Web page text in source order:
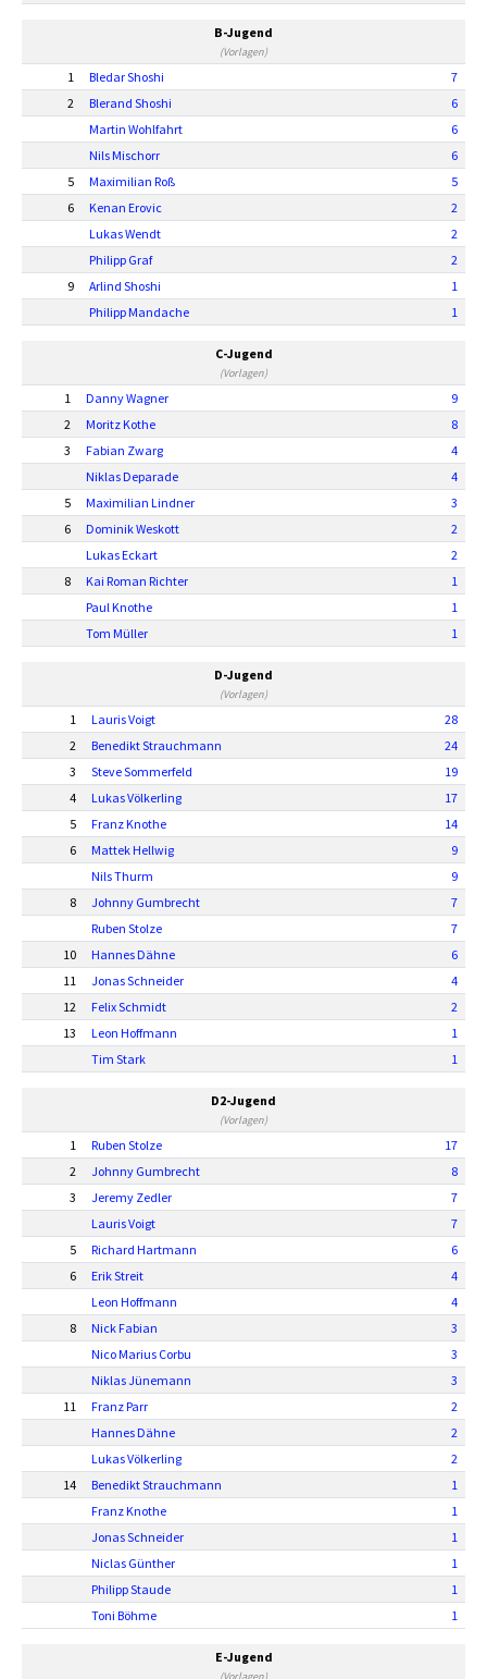
B-Jugend
(Vorlagen)
1 Bledar Shoshi
7
2
Blerand Shoshi
6
Martin Wohlfahrt
6
Nils Mischorr
6
5
Maximilian Roß
5
6
Kenan Erovic
2
Lukas Wendt
2
Philipp Graf
2
9
Arlind Shoshi
1
Philipp Mandache
1
C-Jugend
(Vorlagen)
1 Danny Wagner
9
2
Moritz Kothe
8
3
Fabian Zwarg
4
Niklas Deparade
4
5
Maximilian Lindner
3
6
Dominik Weskott
2
Lukas Eckart
2
8
Kai Roman Richter
1
Paul Knothe
1
Tom Müller
1
D-Jugend
(Vorlagen)
1 Lauris Voigt
28
2
Benedikt Strauchmann
24
3
Steve Sommerfeld
19
4
Lukas Völkerling
17
5
Franz Knothe
14
6
Mattek Hellwig
9
Nils Thurm
9
8
Johnny Gumbrecht
7
Ruben Stolze
7
10
Hannes Dähne
6
11
Jonas Schneider
4
12
Felix Schmidt
2
13
Leon Hoffmann
1
Tim Stark
1
D2-Jugend
(Vorlagen)
1 Ruben Stolze
17
2
Johnny Gumbrecht
8
3
Jeremy Zedler
7
Lauris Voigt
7
5
Richard Hartmann
6
6
Erik Streit
4
Leon Hoffmann
4
8
Nick Fabian
3
Nico Marius Corbu
3
Niklas Jünemann
3
11
Franz Parr
2
Hannes Dähne
2
Lukas Völkerling
2
14
Benedikt Strauchmann
1
Franz Knothe
1
Jonas Schneider
1
Niclas Günther
1
Philipp Staude
1
Toni Böhme
1
E-Jugend